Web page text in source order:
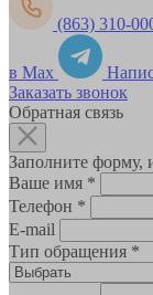
(863) 310-
в Max
Заказать звонок
Обратная связь
Заполните форму,
Ваше имя *
Телефон *
E-mail
Тип обращения *